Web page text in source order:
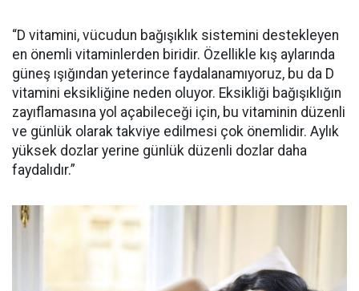
“D vitamini, vücudun bağışıklık sistemini destekleyen
en önemli vitaminlerden biridir. Özellikle kış aylarında
güneş ışığından yeterince faydalanamıyoruz, bu da D
vitamini eksikliğine neden oluyor. Eksikliği bağışıklığın
zayıflamasına yol açabileceği için, bu vitaminin düzenli
ve günlük olarak takviye edilmesi çok önemlidir. Aylık
yüksek dozlar yerine günlük düzenli dozlar daha
faydalıdır.”